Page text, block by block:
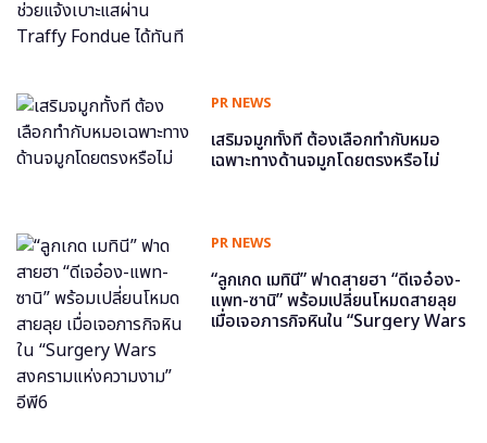
PR NEWS
เสริมจมูกทั้งที ต้องเลือกทำกับหมอ
เฉพาะทางด้านจมูกโดยตรงหรือไม่
PR NEWS
“ลูกเกด เมทินี” ฟาดสายฮา “ดีเจอ๋อง-
แพท-ซานิ” พร้อมเปลี่ยนโหมดสายลุย
เมื่อเจอภารกิจหินใน “Surgery Wars